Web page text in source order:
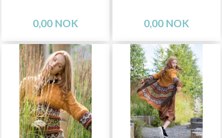
0,00 NOK 0,00 NOK